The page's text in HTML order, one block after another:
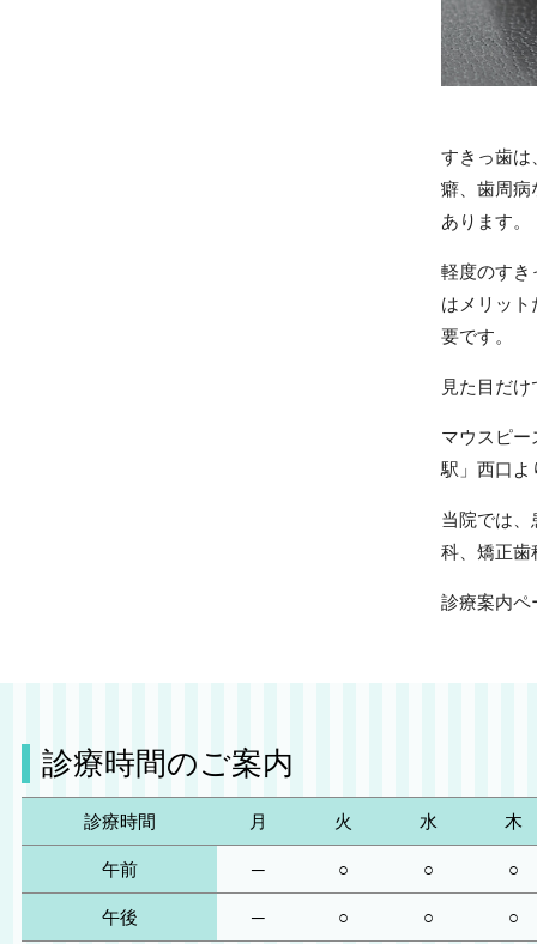
すきっ歯は
癖、歯周病
あります。
軽度のすき
はメリッ
要です。
見た目だ
マウスピ
駅」西口よ
当院では
科、矯正歯
診療案内ペ
診療時間のご案内
診療時間 月 火 水 木
午前 ─ ○ ○ ○
午後 ─ ○ ○ ○